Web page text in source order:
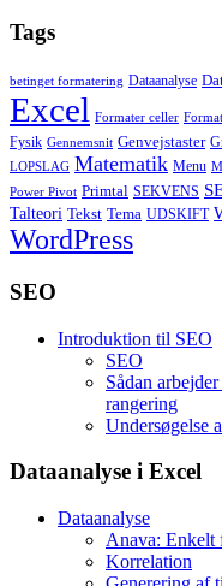
Tags
betinget formatering Dataanalyse
Excel Formater celler
Fysik Gennemsnit Genvejstaster
LOPSLAG Matematik Menu
Power Pivot Primtal SEKVENS
Talteori Tekst Tema UDSKIFT
WordPress
SEO
Introduktion til SEO
SEO
Sådan
rangering
Undersøgelse
Dataanalyse i Excel
Dataanalyse
Anava: Enkelt
Korrelation